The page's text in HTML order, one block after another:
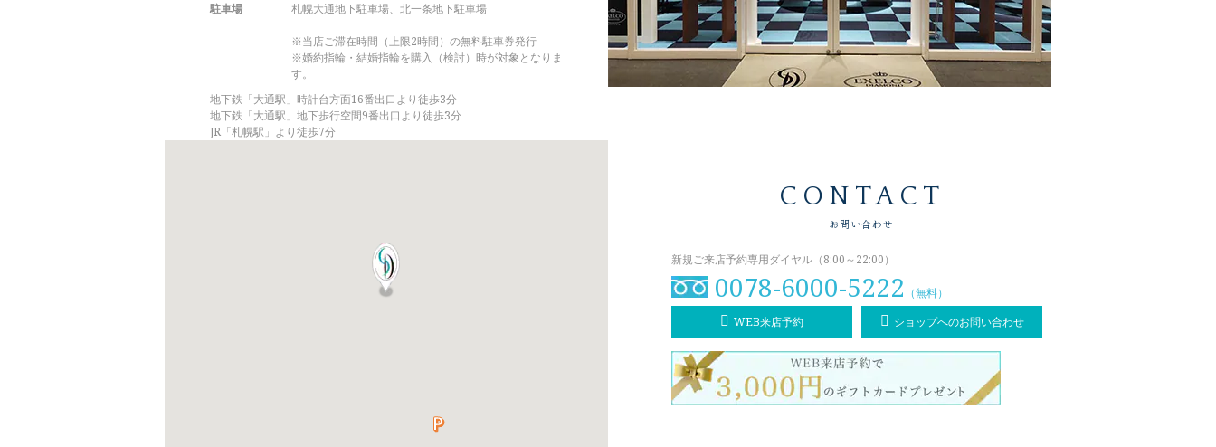
駐車場
札幌大通地下駐車場、北一条地下駐車場
※当店ご滞在時間（上限2時間）の無料駐車券発行
※婚約指輪・結婚指輪を購入（検討）時が対象となりま
す。
地下鉄「大通駅」時計台方面16番出口より徒歩3分
地下鉄「大通駅」地下歩行空間9番出口より徒歩3分
JR「札幌駅」より徒歩7分
CONTACT
お問い合わせ
新規ご来店予約専用ダイヤル（8:00～22:00）
0078-6000-5222 （無料）
WEB来店予約
ショップへのお問い合わせ